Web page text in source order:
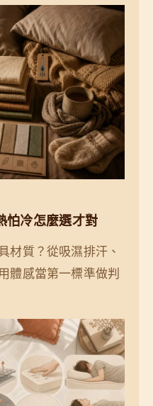
怕冷怎麼選才對
材質？從吸濕排汗、
體感當第一標準做判